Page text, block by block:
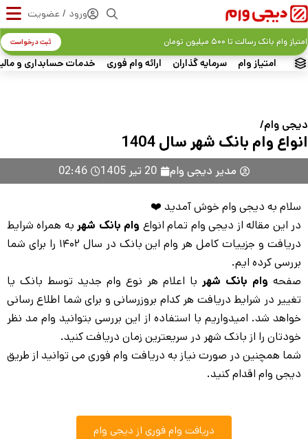
ورود / عضویت
امتیاز وام سرمایه گذاران ارائه وام فوری خدمات حسابداری و
وام بانک رسالت تا ۵۰۰ میلیون تومان ثبت درخواست
وام
وام بانک شهر سال 1404
مدیر دیجی وام 20 تیر 1405 02:46
به دیجی وام خوش آمدید ❤️
این مقاله از دیجی وام تمام انواعوام بانک شهربه همراه شرایط
دریافت و جزییات کامل هر وام این بانک در سال ۱۴۰۲ را برای شما
کرده ایم.
وام بانک شهربا اعلام هر نوع وام جدید توسط بانک یا
در شرایط دریافت هر کدام بروزرسانی و برای شما اطلاع رسانی
شد. امیدواریم با استفاده از این بررسی بتوانید وام مد نظر
را از بانک شهر در سریعترین زمان دریافت کنید.
همچنین در صورت نیاز به دریافت وام فوری می توانید از طریق
وام اقدام کنید.
دریافت وام فوری از دیجی وام